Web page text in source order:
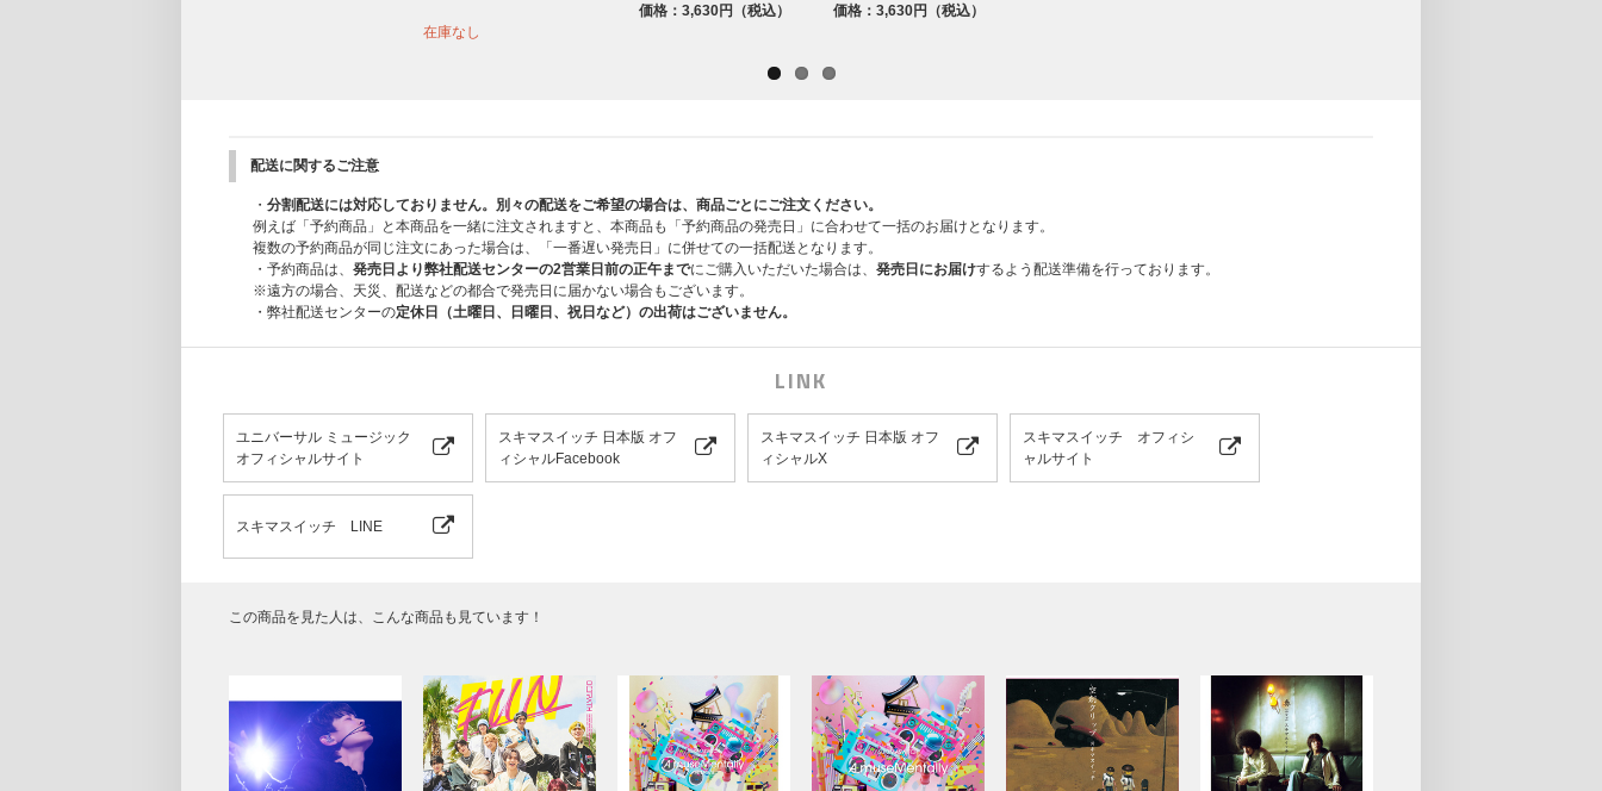
在庫なし
価格：3,630円（税込）
価格：3,630円（税込）
配送に関するご注意
・ 分割配送には対応しておりません。別々の配送をご希望の場合は、商品ごとにご注文ください。
例えば「予約商品」と本商品を一緒に注文されますと、本商品も「予約商品の発売日」に合わせて一括のお届けとなります。
複数の予約商品が同じ注文にあった場合は、「一番遅い発売日」に併せての一括配送となります。
・予約商品は、 発売日より弊社配送センターの2営業日前の正午までにご購入いただいた場合は、 発売日にお届けするよう配送準備を行っております。
※遠方の場合、天災、配送などの都合で発売日に届かない場合もございます。
・弊社配送センターの定休日（土曜日、日曜日、祝日など）の出荷はございません。
LINK
ユニバーサル ミュージック
オフィシャルサイト
スキマスイッチ 日本版 オフ
ィシャルFacebook
スキマスイッチ 日本版 オフ
ィシャルX
スキマスイッチ オフィシ
ャルサイト
スキマスイッチ LINE
この商品を見た人は、こんな商品も見ています！